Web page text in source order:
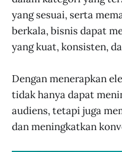
yang sesuai, serta
berkala, bisnis dapat
yang kuat, konsisten,
Dengan menerapkan
tidak hanya dapat
audiens, tetapi juga
dan meningkatkan